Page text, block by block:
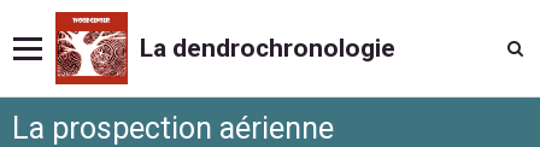
La dendrochronologie
La prospection aérienne